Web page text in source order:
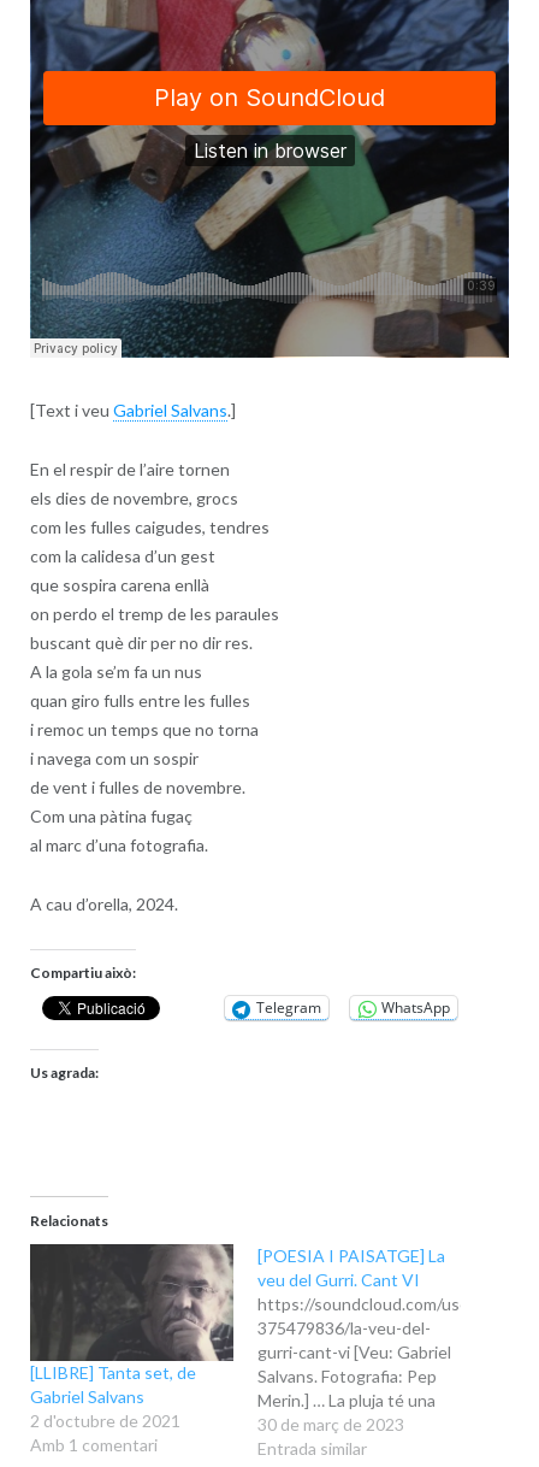
[Text i veu Gabriel Salvans.]
En el respir de l’aire tornen
els dies de novembre, grocs
com les fulles caigudes, tendres
com la calidesa d’un gest
que sospira carena enllà
on perdo el tremp de les paraules
buscant què dir per no dir res.
A la gola se’m fa un nus
quan giro fulls entre les fulles
i remoc un temps que no torna
i navega com un sospir
de vent i fulles de novembre.
Com una pàtina fugaç
al marc d’una fotografia.
A cau d’orella, 2024.
Compartiu això:
Telegram WhatsApp
Us agrada:
Relacionats
[LLIBRE] Tanta set, de
Gabriel Salvans
2 d'octubre de 2021
Amb 1 comentari
[POESIA I PAISATGE] La
veu del Gurri. Cant VI
https://soundcloud.com/user-
375479836/la-veu-del-
gurri-cant-vi [Veu: Gabriel
Salvans. Fotografia: Pep
Merin.] … La pluja té una
seriositat monòtona,
sense rigidesa. L’aigua cau
30 de març de 2023
Entrada similar